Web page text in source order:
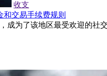
收支
和交易手续费规则
成为了该地区最受欢迎的